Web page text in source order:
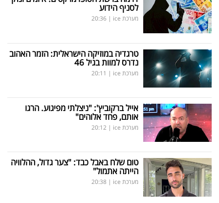
לסניף הידוע
מערכת ice |
20:36
טרגדיה במוזיקה הישראלית: הזמר האהוב
נדרס למוות בגיל 46
מערכת ice |
20:11
אייל ברקוביץ': "ניצלתי מפיגוע. הרגו
אותם, פחד אלוהים"
מערכת ice |
20:12
טום שלח באבל כבד: "צער גדול, ההלוויה
הייתה אתמול"
מערכת ice |
20:38